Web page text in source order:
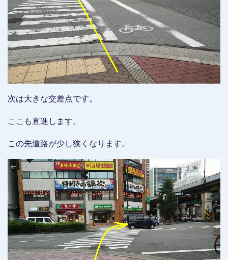
次は大きな交差点です。
ここも直進します。
この先道路が少し狭くなります。